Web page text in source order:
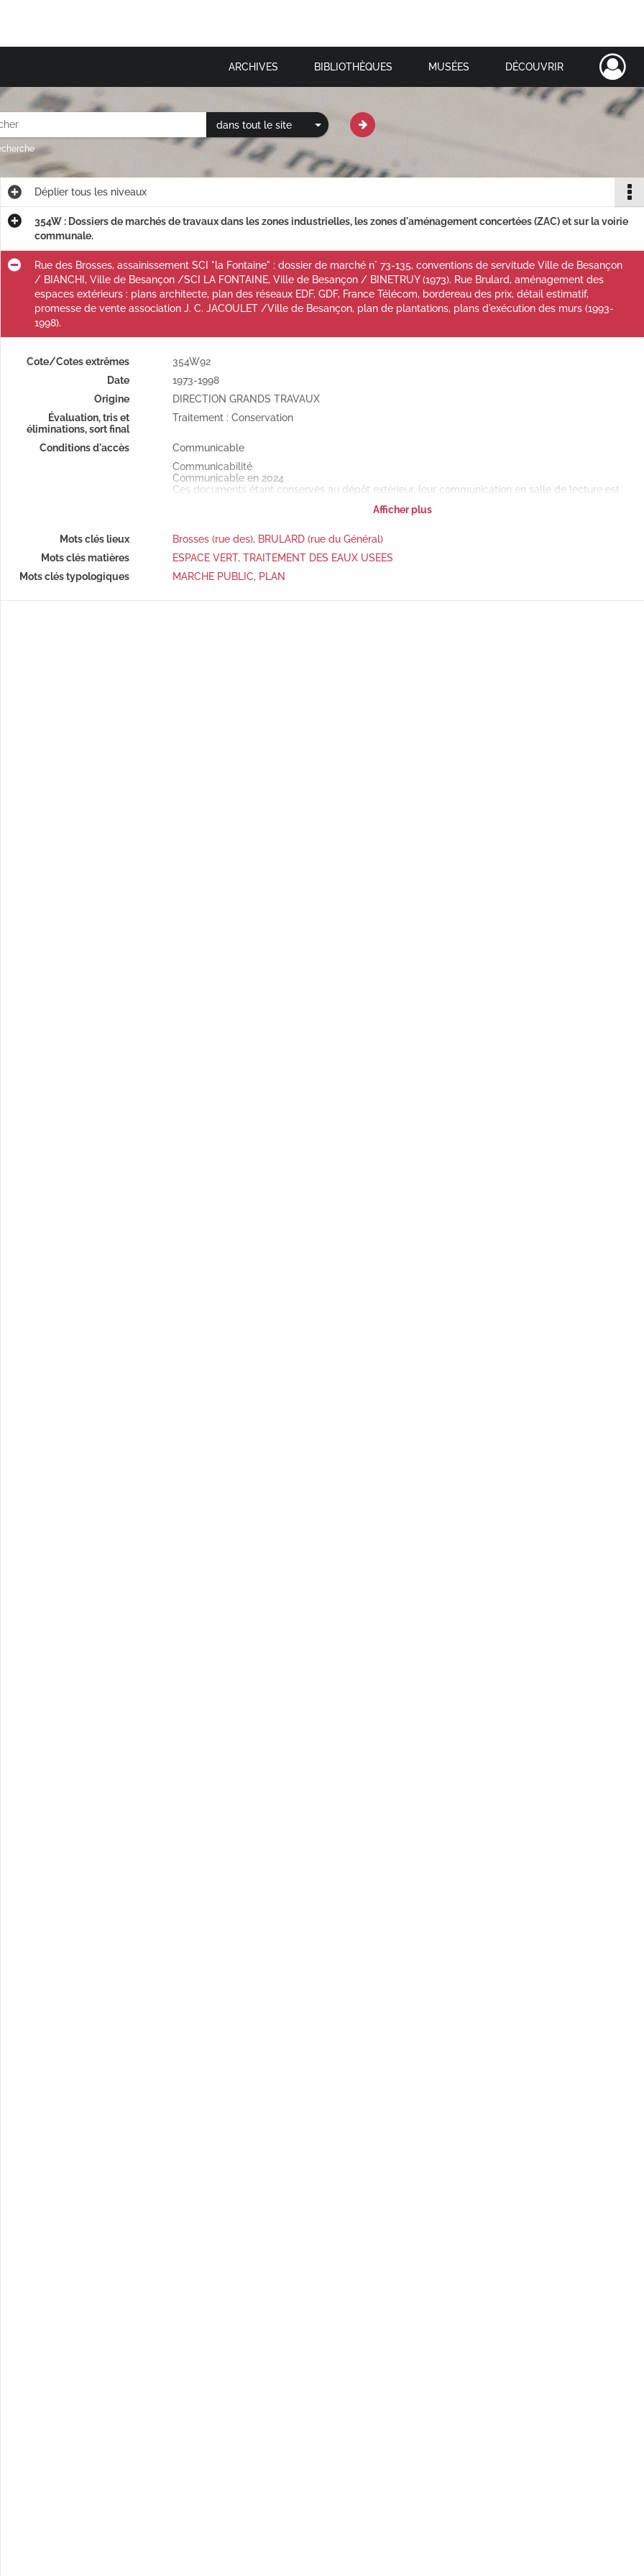
ARCHIVES BIBLIOTHÈQUES MUSÉES DÉCOUVRIR
dans tout le site
Dépliertous les niveaux
354W : Dossiers de marchés de travaux dans les zones industrielles, les zones d'aménagement concertées (ZAC) et sur la voirie
communale.
Rue des Brosses, assainissement SCI "la Fontaine" : dossier de marché n° 73-135, conventions de servitude Ville de Besançon
/ BIANCHI, Ville de Besançon /SCI LA FONTAINE, Ville de Besançon / BINETRUY (1973). Rue Brulard, aménagement des
espaces extérieurs : plans architecte, plan des réseaux EDF, GDF, France Télécom, bordereau des prix, détail estimatif,
promesse de vente association J. C. JACOULET /Ville de Besançon, plan de plantations, plans d'exécution des murs (1993-
1998).
Cote/Cotes extrêmes
354W92
Date
1973-1998
Origine
DIRECTION GRANDS TRAVAUX
Évaluation, tris et
éliminations, sort final
Traitement : Conservation
Conditions d'accès
Communicable
Communicabilité
Communicable en 2024
Ces documents étant conservés au dépôt extérieur, leur communication en salle de lecture est
Afficher plus
Mots clés lieux Brosses (rue des), BRULARD (rue du Général)
Mots clés matières
ESPACE VERT, TRAITEMENT DES EAUX USEES
Mots clés typologiques
MARCHE PUBLIC, PLAN